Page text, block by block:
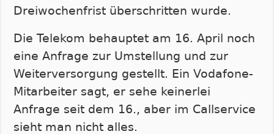
Dreiwochenfrist überschritten wurde.
Die Telekom behauptet am 16. April noch
eine Anfrage zur Umstellung und zur
Weiterversorgung gestellt. Ein Vodafone-
Mitarbeiter sagt, er sehe keinerlei
Anfrage seit dem 16., aber im Callservice
sieht man nicht alles.